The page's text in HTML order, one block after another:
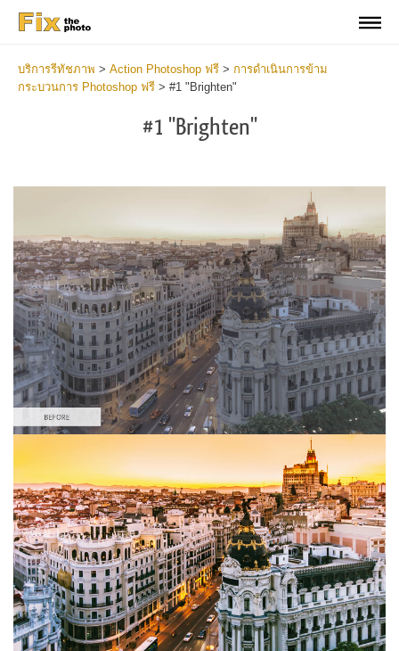
บริการรีทัชภาพ > Action Photoshop ฟรี > การดำเนินการข้าม
กระบวนการ Photoshop ฟรี > #1 "Brighten"
#1 "Brighten"
โปรดเลือก
Powerful Instagram
Portrait Complete
Entire Collection
ดาวน์โหลดฟรี